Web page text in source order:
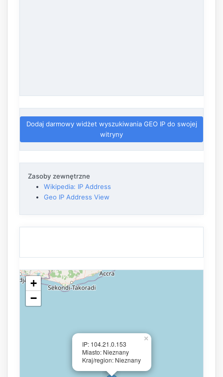
Dodaj darmowy widżet wyszukiwania GEO IP do swojej
witryny
Zasoby zewnętrzne
Wikipedia: IP Address
Geo IP Address View
IP: 104.21.0.153
Miasto: Nieznany
Kraj/region: Nieznany
×
+
−